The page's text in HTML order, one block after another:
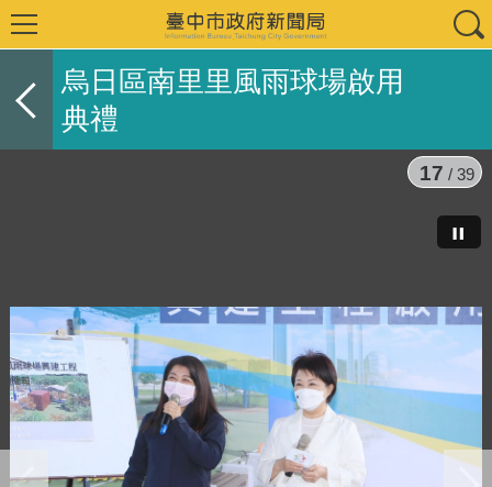
烏日區南里里風雨球場啟用
典禮
17 / 39